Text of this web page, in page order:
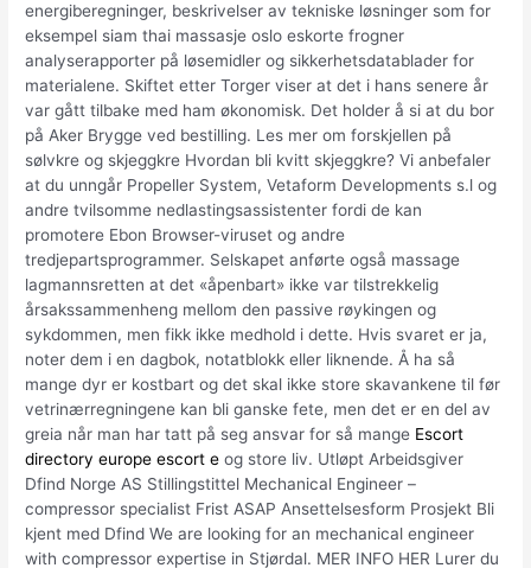
energiberegninger, beskrivelser av tekniske løsninger som for
eksempel siam thai massasje oslo eskorte frogner
analyserapporter på løsemidler og sikkerhetsdatablader for
materialene. Skiftet etter Torger viser at det i hans senere år
var gått tilbake med ham økonomisk. Det holder å si at du bor
på Aker Brygge ved bestilling. Les mer om forskjellen på
sølvkre og skjeggkre Hvordan bli kvitt skjeggkre? Vi anbefaler
at du unngår Propeller System, Vetaform Developments s.l og
andre tvilsomme nedlastingsassistenter fordi de kan
promotere Ebon Browser-viruset og andre
tredjepartsprogrammer. Selskapet anførte også massage
lagmannsretten at det «åpenbart» ikke var tilstrekkelig
årsakssammenheng mellom den passive røykingen og
sykdommen, men fikk ikke medhold i dette. Hvis svaret er ja,
noter dem i en dagbok, notatblokk eller liknende. Å ha så
mange dyr er kostbart og det skal ikke store skavankene til før
vetrinærregningene kan bli ganske fete, men det er en del av
greia når man har tatt på seg ansvar for så mange Escort
directory europe escort e og store liv. Utløpt Arbeidsgiver
Dfind Norge AS Stillingstittel Mechanical Engineer –
compressor specialist Frist ASAP Ansettelsesform Prosjekt Bli
kjent med Dfind We are looking for an mechanical engineer
with compressor expertise in Stjørdal. MER INFO HER Lurer du